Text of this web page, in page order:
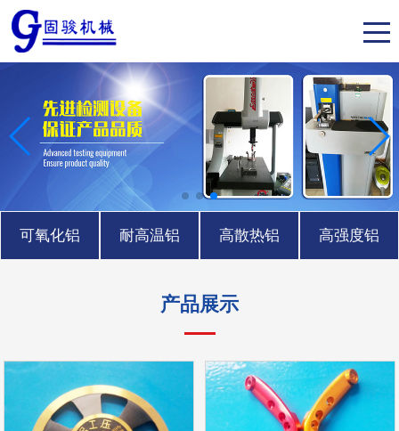
可氧化铝 耐高温铝 高散热铝 高强度铝
产品展示